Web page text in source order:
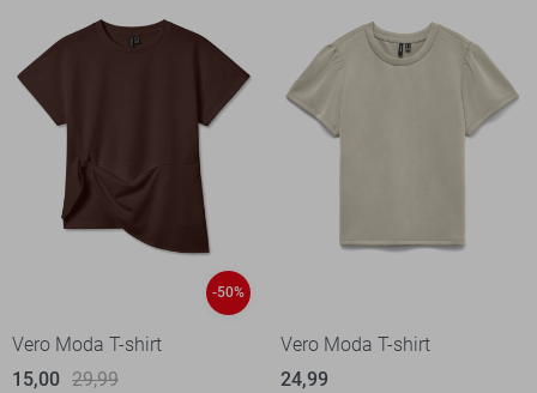
-50%
Vero Moda T-shirt
15,00 29,99
Vero Moda T-shirt
24,99